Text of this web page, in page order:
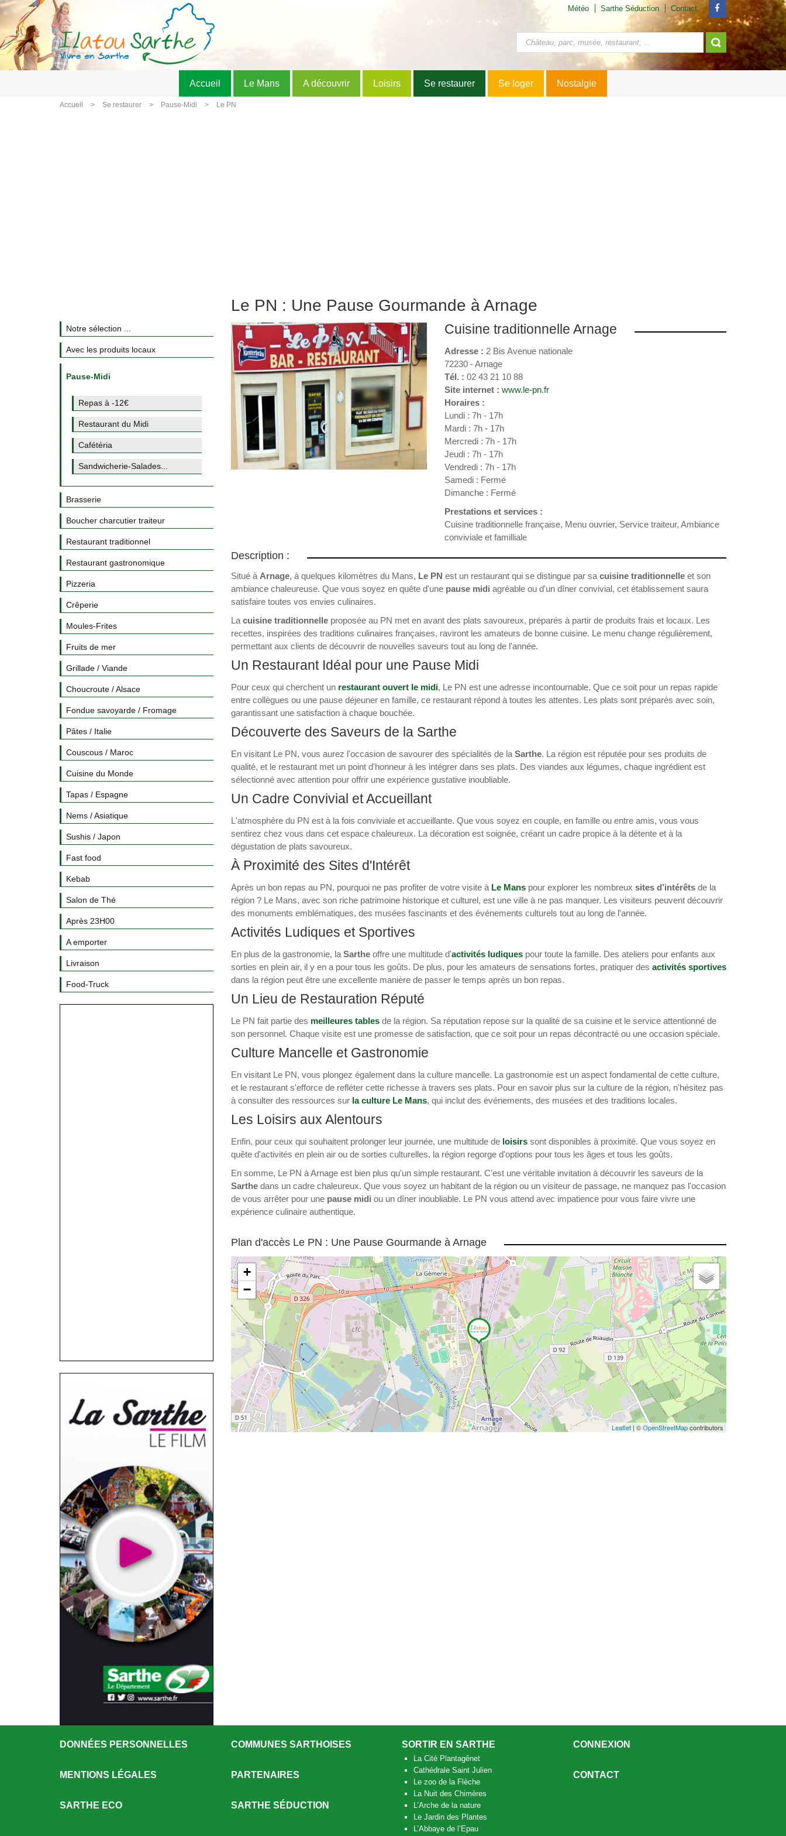
Météo Sarthe Séduction Contact
Accueil Le Mans A découvrir Loisirs Se restaurer Se loger Nostalgie
Accueil Se restaurer Pause-Midi Le PN
Le PN : Une Pause Gourmande à Arnage
Cuisine traditionnelle Arnage
Adresse : 2 Bis Avenue nationale
72230 - Arnage
Tél. :02 43 21 10 88
Site internet :www.le-pn.fr
Horaires :
Lundi : 7h - 17h
Mardi : 7h - 17h
Mercredi : 7h - 17h
Jeudi : 7h - 17h
Vendredi : 7h - 17h
Samedi : Fermé
Dimanche : Fermé
Prestations et services :
Cuisine traditionnelle française, Menu ouvrier, Service traiteur, Ambiance
conviviale et familliale
Description :
Situé à Arnage, à quelques kilomètres du Mans, Le PN est un restaurant qui se distingue par sa cuisine traditionnelleet son
ambiance chaleureuse. Que vous soyez en quête d'une pause midi agréable ou d'un dîner convivial, cet établissement saura
satisfaire toutes vos envies culinaires.
La cuisine traditionnelleproposée au PN met en avant des plats savoureux, préparés à partir de produits frais et locaux. Les
recettes, inspirées des traditions culinaires françaises, raviront les amateurs de bonne cuisine. Le menu change régulièrement,
permettant aux clients de découvrir de nouvelles saveurs tout au long de l'année.
Un Restaurant Idéal pour une Pause Midi
Pour ceux qui cherchent un restaurant ouvert le midi, Le PN est une adresse incontournable. Que ce soit pour un repas rapide
entre collègues ou une pause déjeuner en famille, ce restaurant répond à toutes les attentes. Les plats sont préparés avec soin,
garantissant une satisfaction à chaque bouchée.
Découverte des Saveurs de la Sarthe
En visitant Le PN, vous aurez l'occasion de savourer des spécialités de la Sarthe. La région est réputée pour ses produits de
qualité, et le restaurant met un point d'honneur à les intégrer dans ses plats. Des viandes aux légumes, chaque ingrédient est
sélectionné avec attention pour offrir une expérience gustative inoubliable.
Un Cadre Convivial et Accueillant
L'atmosphère du PN est à la fois conviviale et accueillante. Que vous soyez en couple, en famille ou entre amis, vous vous
sentirez chez vous dans cet espace chaleureux. La décoration est soignée, créant un cadre propice à la détente et à la
dégustation de plats savoureux.
À Proximité des Sites d'Intérêt
Après un bon repas au PN, pourquoi ne pas profiter de votre visite à Le Manspour explorer les nombreux sites d’intérêtsde la
région ? Le Mans, avec son riche patrimoine historique et culturel, est une ville à ne pas manquer. Les visiteurs peuvent découvrir
des monuments emblématiques, des musées fascinants et des événements culturels tout au long de l'année.
Activités Ludiques et Sportives
En plus de la gastronomie, la Sartheoffre une multitude d'activités ludiquespour toute la famille. Des ateliers pour enfants aux
sorties en plein air, il y en a pour tous les goûts. De plus, pour les amateurs de sensations fortes, pratiquer des activités sportives
dans la région peut être une excellente manière de passer le temps après un bon repas.
Un Lieu de Restauration Réputé
Le PN fait partie des meilleures tablesde la région. Sa réputation repose sur la qualité de sa cuisine et le service attentionné de
son personnel. Chaque visite est une promesse de satisfaction, que ce soit pour un repas décontracté ou une occasion spéciale.
Culture Mancelle et Gastronomie
En visitant Le PN, vous plongez également dans la culture mancelle. La gastronomie est un aspect fondamental de cette culture,
et le restaurant s'efforce de refléter cette richesse à travers ses plats. Pour en savoir plus sur la culture de la région, n'hésitez pas
à consulter des ressources sur la culture Le Mans, qui inclut des événements, des musées et des traditions locales.
Les Loisirs aux Alentours
Enfin, pour ceux qui souhaitent prolonger leur journée, une multitude de loisirssont disponibles à proximité. Que vous soyez en
quête d'activités en plein air ou de sorties culturelles, la région regorge d'options pour tous les âges et tous les goûts.
En somme, Le PN à Arnage est bien plus qu'un simple restaurant. C'est une véritable invitation à découvrir les saveurs de la
Sarthedans un cadre chaleureux. Que vous soyez un habitant de la région ou un visiteur de passage, ne manquez pas l'occasion
de vous arrêter pour une pause midi ou un dîner inoubliable. Le PN vous attend avec impatience pour vous faire vivre une
expérience culinaire authentique.
Plan d'accès Le PN : Une Pause Gourmande à Arnage
+
−
Leaflet | ©OpenStreetMapcontributors
Notre sélection ...
Avec les produits locaux
Pause-Midi
Repas à -12€
Restaurant du Midi
Cafétéria
Sandwicherie-Salades...
Brasserie
Boucher charcutier traiteur
Restaurant traditionnel
Restaurant gastronomique
Pizzeria
Crêperie
Moules-Frites
Fruits de mer
Grillade / Viande
Choucroute / Alsace
Fondue savoyarde / Fromage
Pâtes / Italie
Couscous / Maroc
Cuisine du Monde
Tapas / Espagne
Nems / Asiatique
Sushis / Japon
Fast food
Kebab
Salon de Thé
Après 23H00
A emporter
Livraison
Food-Truck
DONNÉES PERSONNELLES
MENTIONS LÉGALES
SARTHE ECO
COMMUNES SARTHOISES
PARTENAIRES
SARTHE SÉDUCTION
SORTIR EN SARTHE
La Cité Plantagênet
Cathédrale Saint Julien
Le zoo de la Flèche
La Nuit des Chimères
L’Arche de la nature
Le Jardin des Plantes
L’Abbaye de l’Epau
CONNEXION
CONTACT